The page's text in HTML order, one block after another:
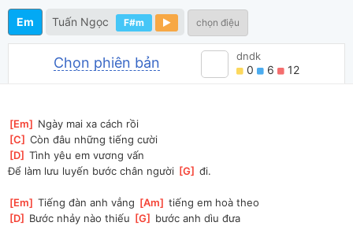
Em Tuấn Ngọc F#m chọn điệu
Chọn phiên bản dndk
0 6 12
[Em
Ngày mai xa cách rồi
[C ] Còn đâu những tiếng cười
[D ] Tình yêu em vương vấn
Ðể làm lưu luyến bước chân người [G ] đi.
[Em ] Tiếng đàn anh vẳng [Am ] tiếng em hoà theo
[D Bước nhảy nào thiếu [G
bước anh dìu đưa